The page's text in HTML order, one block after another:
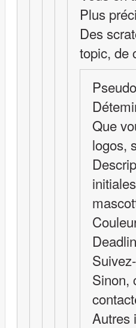
Plus
Des
topic, de
Que
logos,
Sinon,
Autres